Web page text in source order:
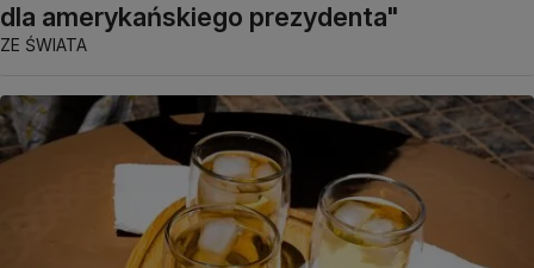
dla amerykańskiego prezydenta"
ZE ŚWIATA